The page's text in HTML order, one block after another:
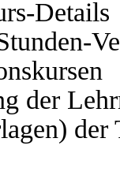
Details
der